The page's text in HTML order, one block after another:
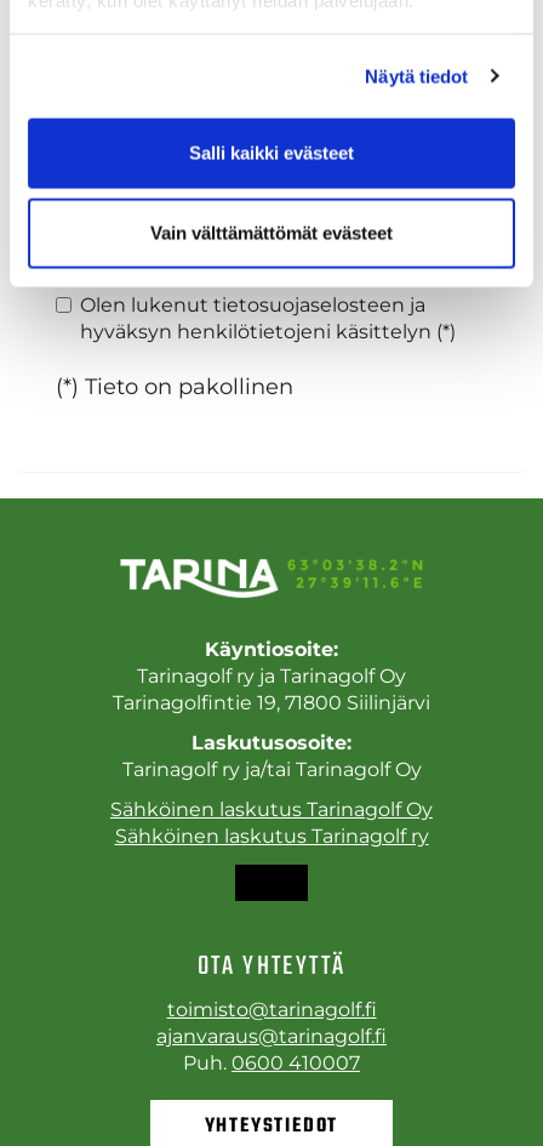
Näytä tiedot
Salli kaikki evästeet
Vain välttämättömät evästeet
Rekisteröidy
Haluan tilata Tarina Golf uutiskirjeen
Olen lukenut tietosuojaselosteen ja
hyväksyn henkilötietojeni käsittelyn (*)
(*) Tieto on pakollinen
Käyntiosoite:
Tarinagolf ry ja Tarinagolf Oy
Tarinagolfintie 19, 71800 Siilinjärvi
Laskutusosoite:
Tarinagolf ry ja/tai Tarinagolf Oy
Sähköinen laskutus Tarinagolf Oy
Sähköinen laskutus Tarinagolf ry
OTA YHTEYTTÄ
toimisto@tarinagolf.fi
ajanvaraus@tarinagolf.fi
Puh. 0600 410007
YHTEYSTIEDOT